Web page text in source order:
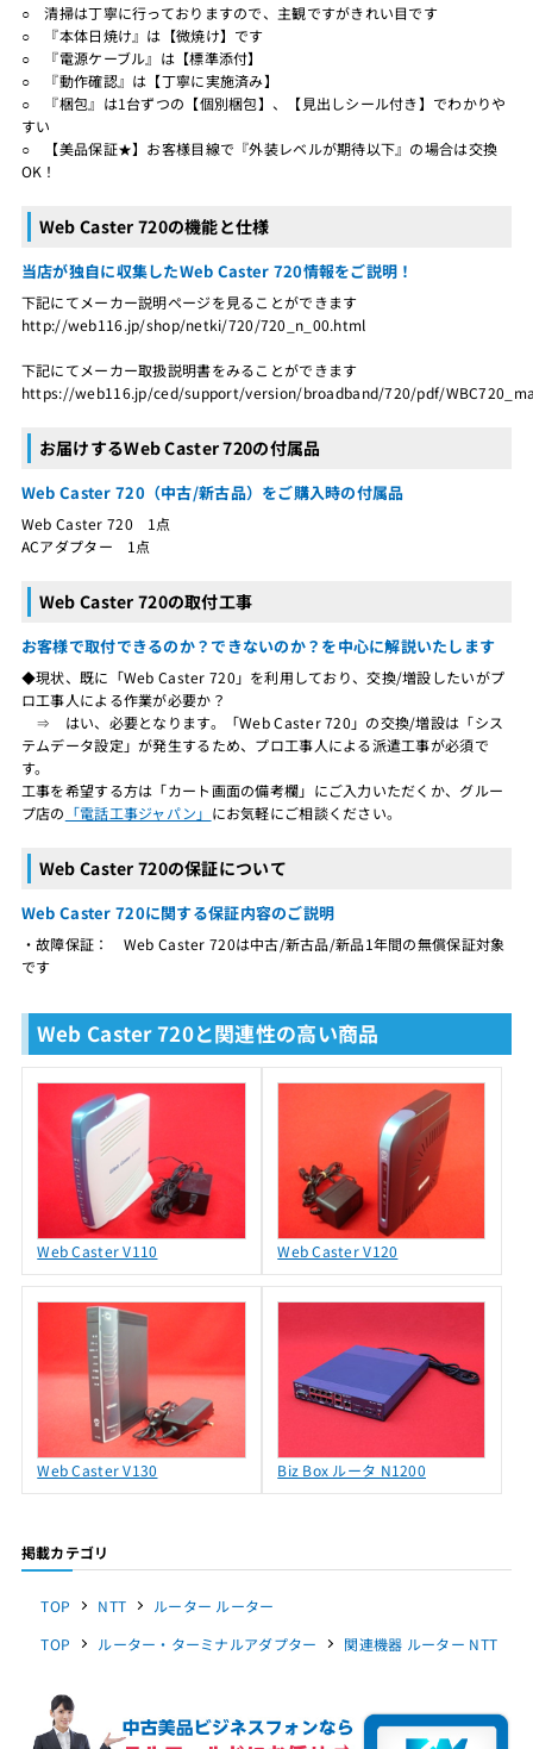
○ 清掃は丁寧に行っておりますので、主観ですがきれい目です
○ 『本体日焼け』は【微焼け】です
○ 『電源ケーブル』は【標準添付】
○ 『動作確認』は【丁寧に実施済み】
○ 『梱包』は1台ずつの【個別梱包】、【見出しシール付き】でわかりや
すい
○ 【美品保証★】お客様目線で『外装レベルが期待以下』の場合は交換
OK！
Web Caster 720の機能と仕様
当店が独自に収集したWeb Caster 720情報をご説明！
下記にてメーカー説明ページを見ることができます
http://web116.jp/shop/netki/720/720_n_00.html
下記にてメーカー取扱説明書をみることができます
https://web116.jp/ced/support/version/broadband/720/pdf/
お届けするWeb Caster 720の付属品
Web Caster 720（中古/新古品）をご購入時の付属品
Web Caster 720 1点
ACアダプター 1点
Web Caster 720の取付工事
お客様で取付できるのか？できないのか？を中心に解説いたします
◆現状、既に「Web Caster 720」を利用しており、交換/増設したいがプ
ロ工事人による作業が必要か？
⇒ はい、必要となります。「Web Caster 720」の交換/増設は「シス
テムデータ設定」が発生するため、プロ工事人による派遣工事が必須で
す。
工事を希望する方は「カート画面の備考欄」にご入力いただくか、グルー
プ店の 「電話工事ジャパン」 にお気軽にご相談ください。
Web Caster 720の保証について
Web Caster 720に関する保証内容のご説明
・故障保証： Web Caster 720は中古/新古品/新品1年間の無償保証対象
です
Web Caster 720と関連性の高い商品
Web Caster V110 Web Caster V120
Web Caster V130 Biz Box ルータ N1200
掲載カテゴリ
TOP NTT
ルーター ルーター
TOP
ルーター・ターミナルアダプター 関連機器 ルーター NTT